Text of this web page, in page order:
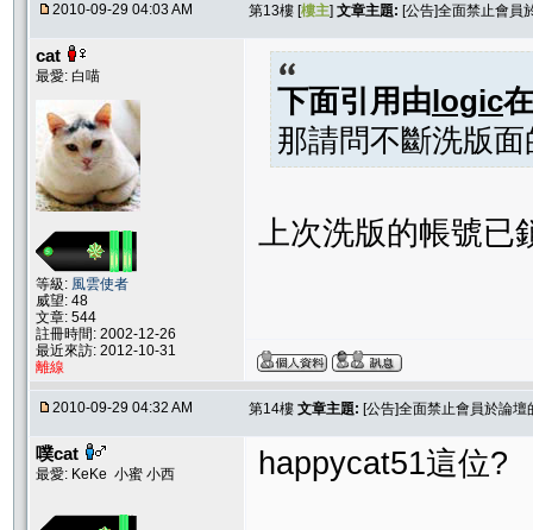
2010-09-29 04:03 AM 第13樓 [樓主] 文章主題: [公告]全面禁止會員
cat
最愛: 白喵
等級: 風雲使者
威望: 48
文章: 544
註冊時間: 2002-12-26
最近來訪: 2012-10-31
離線
下面引用由logic
那請問不斷洗版
上次洗版的帳號
2010-09-29 04:32 AM 第14樓 文章主題: [公告]全面禁止會員於論
噗cat
最愛: KeKe 小蜜 小西 happycat51這位?